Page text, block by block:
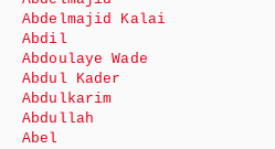
Abdelmajid Kalai
Abdil
Abdoulaye Wade
Abdul Kader
Abdulkarim
Abdullah
Abel